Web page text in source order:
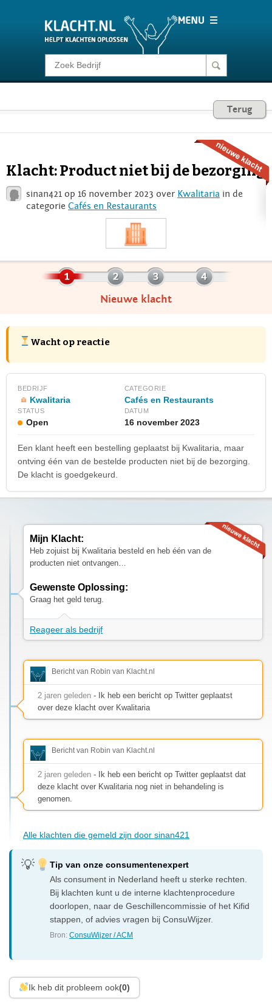
Klacht melden
Consumentenrecht Terug
Klacht: Product niet bij de bezorging
sinan421 op 16 november 2023 over Kwalitaria in de
categorie Cafés en Restaurants
Nieuwe klacht
Wacht op reactie
BEDRIJF
Kwalitaria
CATEGORIE
Cafés en Restaurants
STATUS
Open
DATUM
16 november 2023
Een klant heeft een bestelling geplaatst bij Kwalitaria, maar
ontving één van de bestelde producten niet bij de bezorging.
De klacht is goedgekeurd.
Mijn Klacht:
Heb zojuist bij Kwalitaria besteld en heb één van de
producten niet ontvangen…
Gewenste Oplossing:
Graag het geld terug.
Reageer als bedrijf
Bericht van Robin van Klacht.nl
2 jaren geleden - Ik heb een bericht op Twitter geplaatst
over deze klacht over Kwalitaria
Bericht van Robin van Klacht.nl
2 jaren geleden - Ik heb een bericht op Twitter geplaatst dat
deze klacht over Kwalitaria nog niet in behandeling is
genomen.
Alle klachten die gemeld zijn door sinan421
Tip van onze consumentenexpert
Als consument in Nederland heeft u sterke rechten.
Bij klachten kunt u de interne klachtenprocedure
doorlopen, naar de Geschillencommissie of het Kifid
stappen, of advies vragen bij ConsuWijzer.
Bron:ConsuWijzer / ACM
Ik heb dit probleem ook(0)